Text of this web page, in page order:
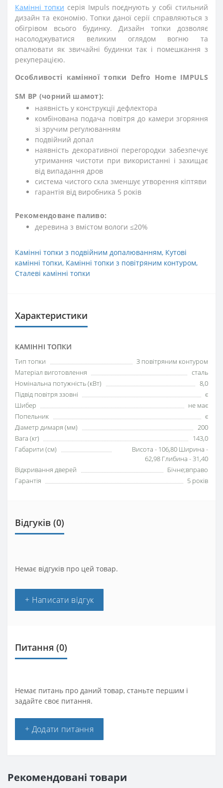
Камінні топки серія Iмpuls поєднують у собі стильний
дизайн та економію. Топки даної серії справляються з
обігрівом всього будинку. Дизайн топки дозволяє
насолоджуватися великим оглядом вогню та
опалювати як звичайні будинки так і помешкання з
рекуперацією.
Особливості камінної топки Defro Home IMPULS
SM BP (чорний шамот):
наявність у конструкції дефлектора
комбінована подача повітря до камери згоряння
зі зручим регулюванням
подвійний допал
наявність декоративної перегородки забезпечує
утримання чистоти при використанні і захищає
від випадання дров
система чистого скла зменшує утворення кіптяви
гарантія від виробника 5 років
Рекомендоване паливо:
деревина з вмістом вологи ≤20%
Камінні топки з подвійним допалюванням, Кутові
камінні топки, Камінні топки з повітряним контуром,
Сталеві камінні топки
Характеристики
КАМІННІ ТОПКИ
Тип топки
З повітряним контуром
Матеріал виготовлення
сталь
Номінальна потужність (кВт)
8,0
Підвід повітря ззовні
є
Шибер
не має
Попельник
є
Діаметр димаря (мм)
200
Вага (кг)
143,0
Габарити (см)
Висота - 106,80 Ширина -
62,98 Глибина - 31,40
Відкривання дверей
Бічне;вправо
Гарантія
5 років
Відгуків (0)
Немає відгуків про цей товар.
+ Написати відгук
Питання (0)
Немає питань про даний товар, станьте першим і
задайте своє питання.
+ Додати питання
Рекомендовані товари